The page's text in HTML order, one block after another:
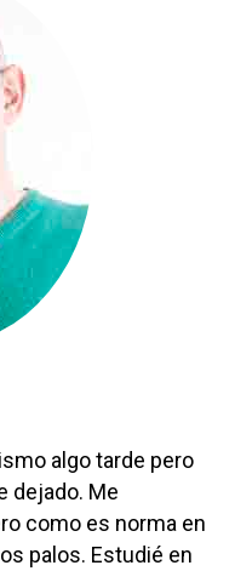
algo tarde pero
dejado. Me
como es norma en
palos. Estudié en
Toledo
Ciudad Real
Albacete
Sanidad
Economía
Educación
Sucesos
Medio Ambiente
Planeta Rural